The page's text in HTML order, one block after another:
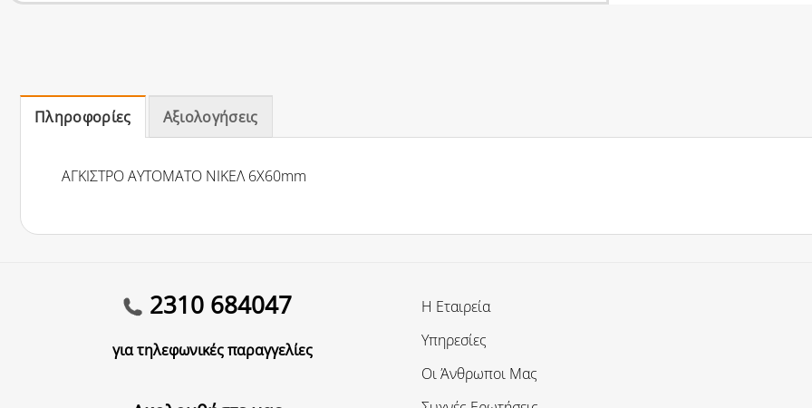
Πληροφορίες Αξιολογήσεις
ΑΓΚΙΣΤΡΟ ΑΥΤΟΜΑΤΟ ΝΙΚΕΛ 6Χ60mm
2310 684047
για τηλεφωνικές παραγγελίες
Η Εταιρεία
Υπηρεσίες
Οι Άνθρωποι Μας